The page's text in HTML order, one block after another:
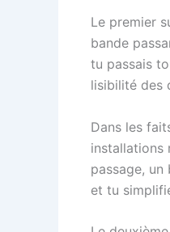
Le premier
bande
tu passais
lisibilité des
Dans les
installations
passage,
et tu